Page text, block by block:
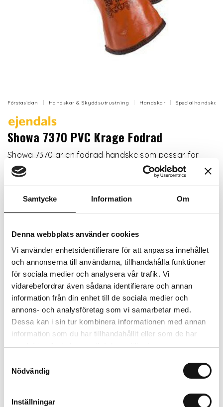
Samtycke Information Om
Denna webbplats använder cookies
Vi använder enhetsidentifierare för att anpassa innehållet
och annonserna till användarna, tillhandahålla funktioner
för sociala medier och analysera vår trafik. Vi
vidarebefordrar även sådana identifierare och annan
information från din enhet till de sociala medier och
annons- och analysföretag som vi samarbetar med.
Dessa kan i sin tur kombinera informationen med annan
information som du har tillhandahållit eller som de har
samlat in när du har använt deras tjänster.
Nödvändig
Inställningar
Förstasidan Handskar & Skyddsutrustning Handskar Specialhandskar
Showa 7370 PVC Krage Fodrad
Showa 7370 är en fodrad handske som passar för
krävande miljöer.
Artikelnr: EJ7370-HP
Storlek
Inkl. moms: 356 kr
Välj variant
Trygg betalning
Ekologiskt utbud